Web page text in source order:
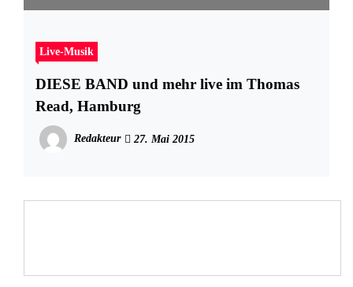
Live-Musik
DIESE BAND und mehr live im Thomas
Read, Hamburg
Redakteur 27. Mai 2015